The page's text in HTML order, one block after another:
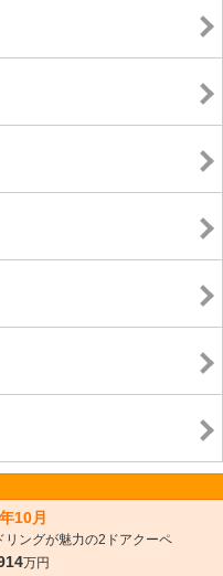
10月
リングが魅力の2ドアクーペ
万円